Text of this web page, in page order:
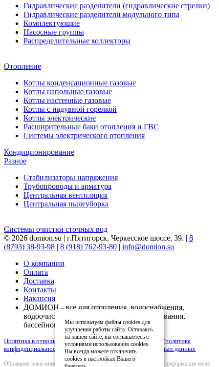
Гидравлические разделители (гидравлические стрелки)
Гидравлические разделители модульного типа
Комплектующие
Насосные группы
Распределительные коллекторы
Отопление
Котлы конденсационные газовые
Котлы напольные газовые
Котлы настенные газовые
Котлы с надувной горелкой
Котлы электрические
Расширительные баки отопления и ГВС
Системы электрического отопления
Кондиционирование
Разное
Стабилизаторы напряжения
Трубопроводы и арматура
Центральная вентиляция
Центральная пылеуборка
Системы очистки сточных вод
© 2026 domion.su | г.Пятигорск, Черкесское шоссе, 39. | 8
(8793) 38-93-98 | 8 (918) 762-93-80 | info@domion.su
О компании
Оплата
Доставка
Контакты
Вакансия
ДОМИОН - все для отопления, водоснабжения,
водоочистки, вентиляции, кондиционирования,
бассейнов
Политика в отношении обработки персональных данных (политика
конфиденциальности) |Согласие на обработку персональных данных
Обращаем ваше внимание на то, что вся представленная на сайте информация носит
Мы используем файлы cookies для
улучшения работы сайта. Оставаясь
на нашем сайте, вы соглашаетесь с
условиями использования cookies.
Вы всегда можете отключить
cookies в настройках Вашего